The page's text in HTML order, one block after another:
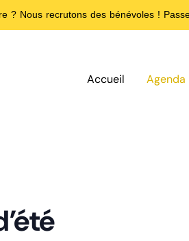
? Nous recrutons des bénévoles !
Accueil Agenda